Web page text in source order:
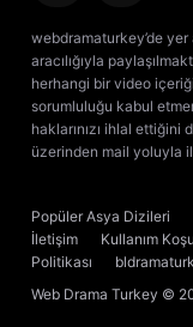
webdramaturkey’de
aracılığıyla
herhangi bir video
sorumluluğu kabul
haklarınızı ihlal ettiğini
üzerinden mail yoluyla
Popüler Asya Dizileri
İletişim
Kullanım
Politikası
Web Drama Turkey ©